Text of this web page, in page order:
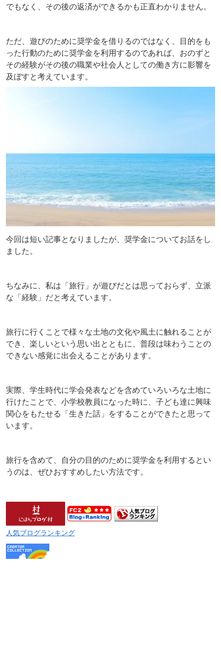
でもなく、その後の返済ができるかも正直わかりません。
ただ、遊びのために奨学金を借りるのではなく、目的をも
った行動のために奨学金を利用するのであれば、おのずと
その経験がその後の職業や社会人としての働き方に影響を
及ぼすと考えています。
今回は短い記事となりましたが、奨学金についてお話をし
ました。
ちなみに、私は「旅行」が遊びだとは思っておらず、立派
な「経験」だと考えています。
旅行に行くことで様々な土地の文化や風土に触れることが
でき、楽しいという思い出とともに、普段は味わうことの
できない感覚に出会えることがあります。
実際、学生時代に学会発表などを含めていろいろな土地に
行けたことで、小学校教員になった時に、子ども達に興味
関心をもたせる「生きた話」をすることができたと思って
います。
旅行を含めて、自分の目的のために奨学金を利用するとい
うのは、ぜひおすすめしたい方法です。
人気ブログランキング